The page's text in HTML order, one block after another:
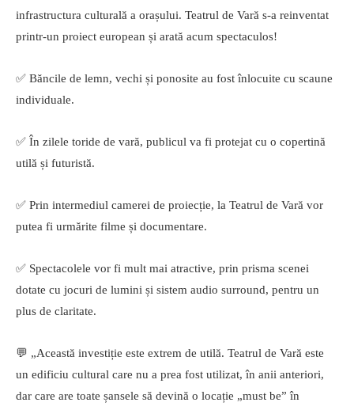
infrastructura culturală a orașului. Teatrul de Vară s-a reinventat
printr-un proiect european și arată acum spectaculos!
✅ Băncile de lemn, vechi și ponosite au fost înlocuite cu scaune
individuale.
✅ În zilele toride de vară, publicul va fi protejat cu o copertină
utilă și futuristă.
✅ Prin intermediul camerei de proiecție, la Teatrul de Vară vor
putea fi urmărite filme și documentare.
✅ Spectacolele vor fi mult mai atractive, prin prisma scenei
dotate cu jocuri de lumini și sistem audio surround, pentru un
plus de claritate.
💬 „Această investiție este extrem de utilă. Teatrul de Vară este
un edificiu cultural care nu a prea fost utilizat, în anii anteriori,
dar care are toate șansele să devină o locație „must be” în